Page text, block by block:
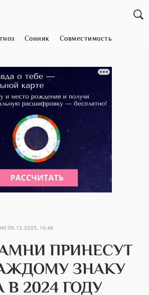
Сонник Совместимость
09.12.2025, 10:48
ПРИНЕСУТ
ЗНАКУ
2024 ГОДУ